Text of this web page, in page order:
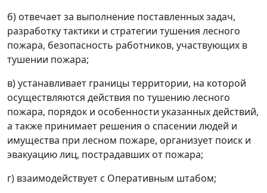
б) отвечает за выполнение поставленных задач,
разработку тактики и стратегии тушения лесного
пожара, безопасность работников, участвующих в
тушении пожара;
в) устанавливает границы территории, на которой
осуществляются действия по тушению лесного
пожара, порядок и особенности указанных действий,
а также принимает решения о спасении людей и
имущества при лесном пожаре, организует поиск и
эвакуацию лиц, пострадавших от пожара;
г) взаимодействует с Оперативным штабом;